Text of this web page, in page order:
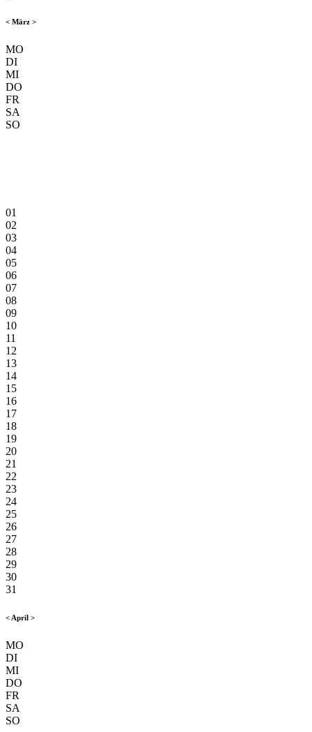
< März >
MO
DI
MI
DO
FR
SA
SO
01
02
03
04
05
06
07
08
09
10
11
12
13
14
15
16
17
18
19
20
21
22
23
24
25
26
27
28
29
30
31
< April >
MO
DI
MI
DO
FR
SA
SO